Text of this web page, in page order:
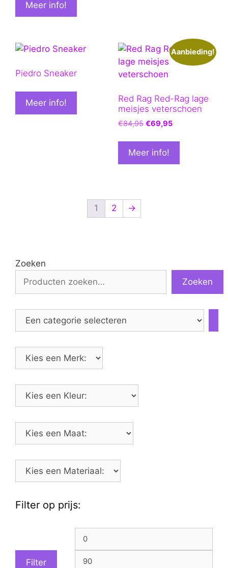
€104,95.
Meer info!
Piedro Sneaker
Meer info!
Aanbieding!
Red Rag Red-Rag lage
meisjes veterschoen
€84,95 Oorspronkelijke
was:
€84,95.
€69,95Huidige
is:
Meer info!
1 2 →
Zoeken
Zoeken
Een
categorie
Filter op prijs:
Min.
prijs
Filter